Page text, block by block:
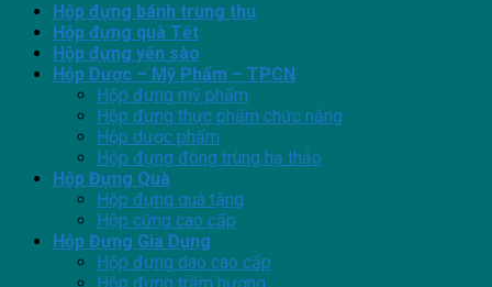
Hộp đựng bánh trung thu
Hộp đựng quà Tết
Hộp đựng yến sào
Hộp Dược – Mỹ Phẩm – TPCN
Hộp đựng mỹ phẩm
Hộp đựng thực phẩm chức năng
Hộp dược phẩm
Hộp đựng đông trùng hạ thảo
Hộp Đựng Quà
Hộp đựng quà tặng
Hộp cứng cao cấp
Hộp Đựng Gia Dụng
Hộp đựng dao cao cấp